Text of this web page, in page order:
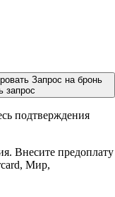
Запрос на бронь
запрос
подтверждения
Внесите предоплату
Мир,